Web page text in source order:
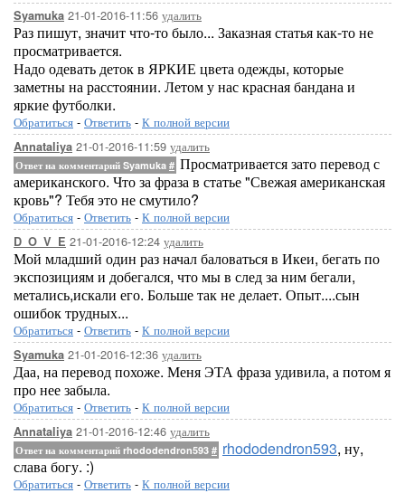
Syamuka 21-01-2016-11:56 удалить
Раз пишут, значит что-то было... Заказная статья как-то не
просматривается.
Надо одевать деток в ЯРКИЕ цвета одежды, которые
заметны на расстоянии. Летом у нас красная бандана и
яркие футболки.
Обратиться - Ответить - К полной версии
Annataliya 21-01-2016-11:59 удалить
Ответ на комментарий Syamuka # Просматривается зато перевод с
американского. Что за фраза в статье "Свежая американская
кровь"? Тебя это не смутило?
Обратиться - Ответить - К полной версии
D_O_V_E 21-01-2016-12:24 удалить
Мой младший один раз начал баловаться в Икеи, бегать по
экспозициям и добегался, что мы в след за ним бегали,
метались,искали его. Больше так не делает. Опыт....сын
ошибок трудных...
Обратиться - Ответить - К полной версии
Syamuka 21-01-2016-12:36 удалить
Даа, на перевод похоже. Меня ЭТА фраза удивила, а потом я
про нее забыла.
Обратиться - Ответить - К полной версии
Annataliya 21-01-2016-12:46 удалить
Ответ на комментарий rhododendron593 # rhododendron593, ну,
слава богу. :)
Обратиться - Ответить - К полной версии